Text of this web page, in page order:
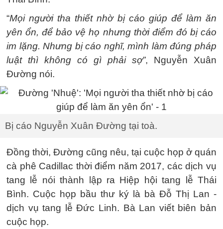
“Mọi người tha thiết nhờ bị cáo giúp để làm ăn
yên ổn, để bảo vệ họ nhưng thời điểm đó bị cáo
im lặng. Nhưng bị cáo nghĩ, mình làm đúng pháp
luật thì không có gì phải sợ”, Nguyễn Xuân
Đường nói.
Bị cáo Nguyễn Xuân Đường tại toà.
Đồng thời, Đường cũng nêu, tại cuộc họp ở quán
cà phê Cadillac thời điểm năm 2017, các dịch vụ
tang lễ nói thành lập ra Hiệp hội tang lễ Thái
Bình. Cuộc họp bầu thư ký là bà Đỗ Thị Lan -
dịch vụ tang lễ Đức Linh. Bà Lan viết biên bản
cuộc họp.